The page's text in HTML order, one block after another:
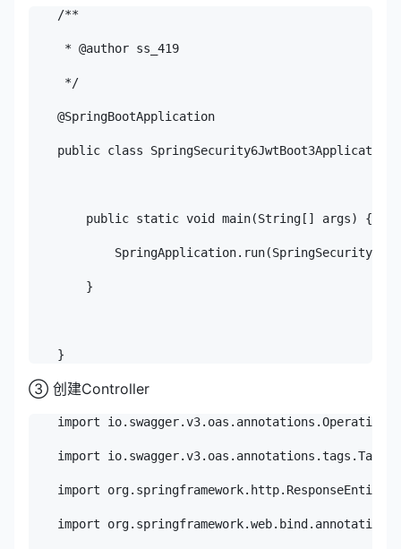
    /**
     * @author ss_419
     */
    @SpringBootApplication
public class SpringSecurity6JwtBoot3Application
        public static void main(String[] args) {
        }
③ 创建Controller
    import io.swagger.v3.oas.annotations.Operation;
    import io.swagger.v3.oas.annotations.tags.Tag;
    import org.springframework.http.ResponseEntity;
import